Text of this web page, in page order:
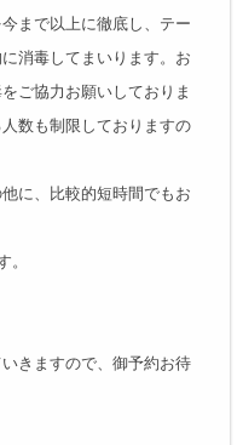
まで以上に徹底し、テー
消毒してまいります。お
ご協力お願いしておりま
数も制限しておりますの
に、比較的短時間でもお
。
きますので、御予約お待